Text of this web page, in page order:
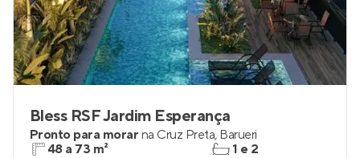
Bless RSF Jardim Esperança
Pronto para morar na Cruz Preta, Barueri
48 a 73 m²
1 e 2